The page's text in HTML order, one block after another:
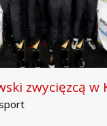
zwycięzcą w